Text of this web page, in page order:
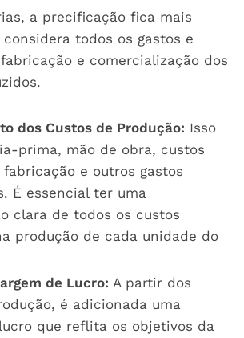
a precificação fica mais
todos os gastos e
e comercialização dos
dos Custos de Produção: Isso
prima, mão de obra, custos
e outros gastos
É essencial ter uma
clara de todos os custos
produção de cada unidade do
de Lucro: A partir dos
é adicionada uma
que reflita os objetivos da